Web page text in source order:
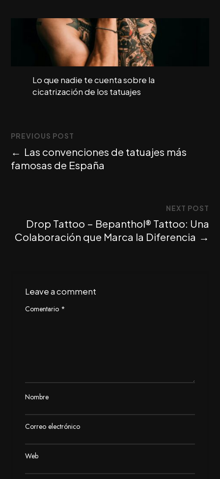
Lo que nadie te cuenta sobre la
cicatrización de los tatuajes
PREVIOUS POST
← Las convenciones de tatuajes más
famosas de España
NEXT POST
Drop Tattoo – Bepanthol® Tattoo: Una
Colaboración que Marca la Diferencia →
Leave a comment
Comentario *
Nombre
Correo electrónico
Web